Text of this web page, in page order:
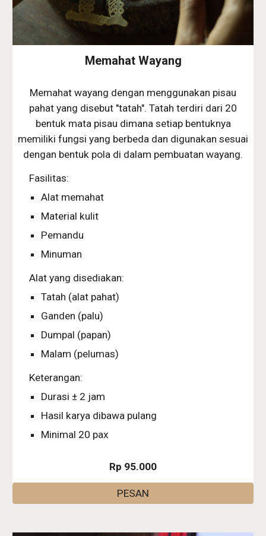
Memahat Wayang
Memahat wayang dengan menggunakan pisau
pahat yang disebut "tatah". Tatah terdiri dari 20
bentuk mata pisau dimana setiap bentuknya
memiliki fungsi yang berbeda dan digunakan sesuai
dengan bentuk pola di dalam pembuatan wayang.
Fasilitas:
Alat memahat
Material kulit
Pemandu
Minuman
Alat yang disediakan:
Tatah (alat pahat)
Ganden (palu)
Dumpal (papan)
Malam (pelumas)
Keterangan:
Durasi ± 2 jam
Hasil karya dibawa pulang
Minimal 20 pax
Rp 95.000
PESAN